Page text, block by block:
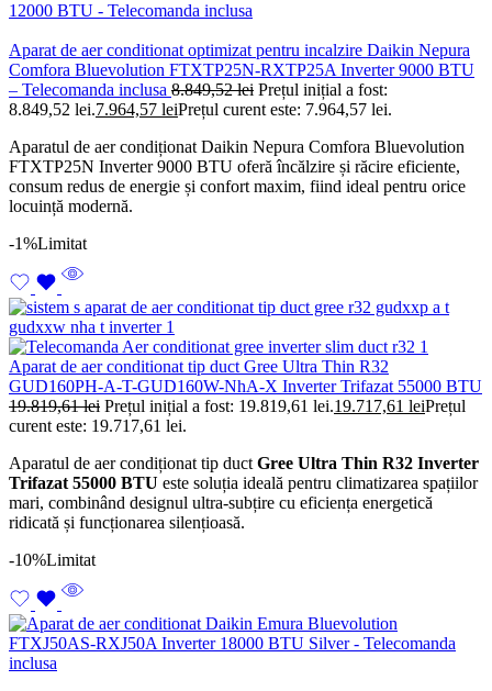
Aparat de aer conditionat optimizat pentru incalzire Daikin Nepura
Comfora Bluevolution FTXTP25N-RXTP25A Inverter 9000 BTU
– Telecomanda inclusa 8.849,52lei Prețul inițial a fost:
8.849,52 lei.7.964,57 leiPrețul curent este: 7.964,57 lei.
Aparatul de aer condiționat Daikin Nepura Comfora Bluevolution
FTXTP25N Inverter 9000 BTU oferă încălzire și răcire eficiente,
consum redus de energie și confort maxim, fiind ideal pentru orice
locuință modernă.
-1%Limitat
Aparat de aer conditionat tip duct Gree Ultra Thin R32
GUD160PH-A-T-GUD160W-NhA-X Inverter Trifazat 55000 BTU
19.819,61lei Prețul inițial a fost: 19.819,61 lei.19.717,61 leiPrețul
curent este: 19.717,61 lei.
Aparatul de aer condiționat tip duct Gree Ultra Thin R32 Inverter
Trifazat 55000 BTU este soluția ideală pentru climatizarea spațiilor
mari, combinând designul ultra-subțire cu eficiența energetică
ridicată și funcționarea silențioasă.
-10%Limitat